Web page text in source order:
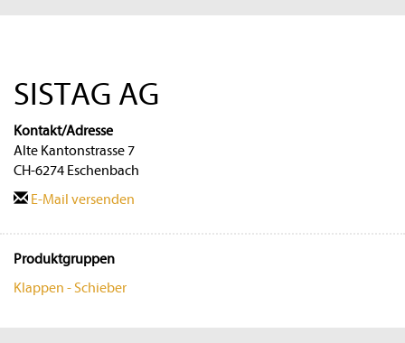
SISTAG AG
Kontakt/Adresse
Alte Kantonstrasse 7
CH-6274 Eschenbach
E-Mail versenden
Produktgruppen
Klappen - Schieber